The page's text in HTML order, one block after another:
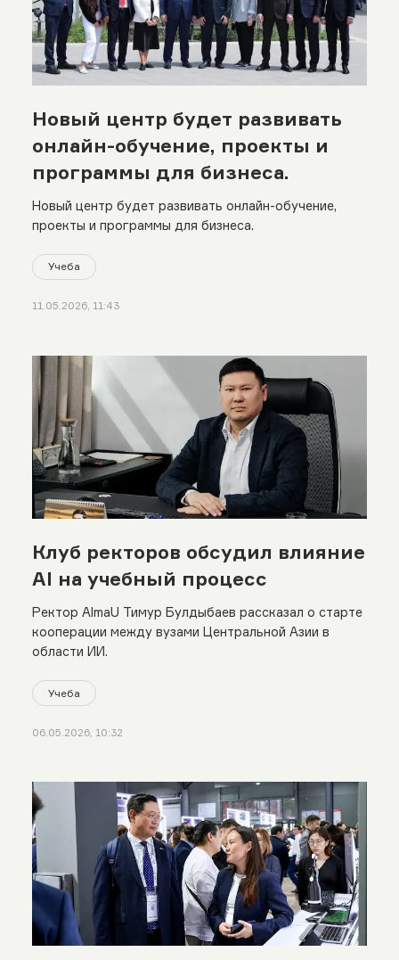
Новый центр будет развивать
онлайн-обучение, проекты и
программы для бизнеса.
Новый центр будет развивать онлайн-обучение,
проекты и программы для бизнеса.
Учеба
11.05.2026, 11:43
Клуб ректоров обсудил влияние
AI на учебный процесс
Ректор AlmaU Тимур Булдыбаев рассказал о старте
кооперации между вузами Центральной Азии в
области ИИ.
Учеба
06.05.2026, 10:32